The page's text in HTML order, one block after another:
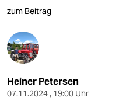
zum Beitrag
Heiner Petersen
07.11.2024 , 19:00 Uhr